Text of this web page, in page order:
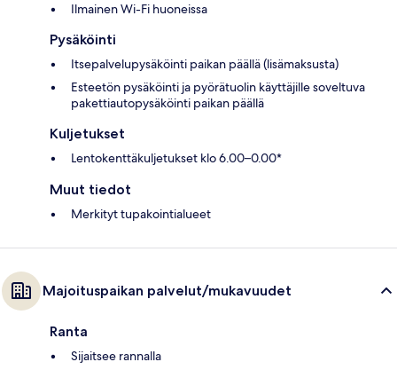
Ilmainen Wi-Fi huoneissa
Pysäköinti
Itsepalvelupysäköinti paikan päällä (lisämaksusta)
Esteetön pysäköinti ja pyörätuolin käyttäjille soveltuva
pakettiautopysäköinti paikan päällä
Kuljetukset
Lentokenttäkuljetukset klo 6.00–0.00*
Muut tiedot
Merkityt tupakointialueet
Majoituspaikan palvelut/mukavuudet
Ranta
Sijaitsee rannalla